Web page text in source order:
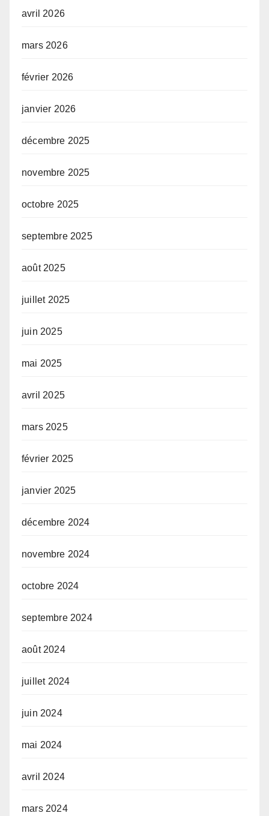
avril 2026
mars 2026
février 2026
janvier 2026
décembre 2025
novembre 2025
octobre 2025
septembre 2025
août 2025
juillet 2025
juin 2025
mai 2025
avril 2025
mars 2025
février 2025
janvier 2025
décembre 2024
novembre 2024
octobre 2024
septembre 2024
août 2024
juillet 2024
juin 2024
mai 2024
avril 2024
mars 2024